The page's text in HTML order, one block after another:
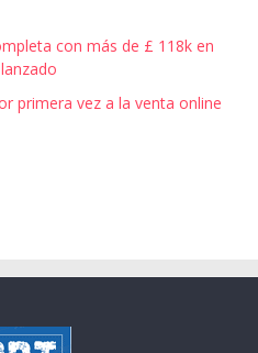
con más de £ 118k en
primera vez a la venta online